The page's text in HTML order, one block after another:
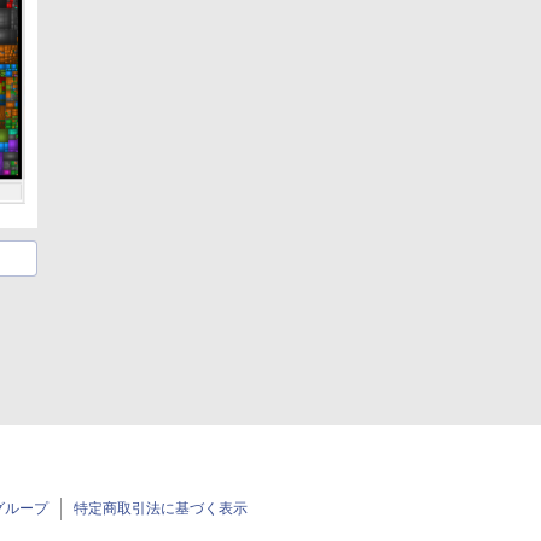
ループ 特定商取引法に基づく表示